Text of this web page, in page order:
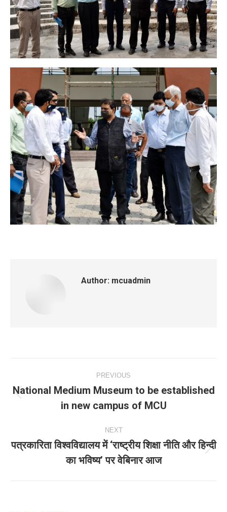
Author: mcuadmin
navigation
PREVIOUS
post:
National Medium Museum to be established
in new campus of MCU
NEXT
Next
post:
पत्रकारिता विश्वविद्यालय में ‘राष्ट्रीय शिक्षा नीति और हिन्दी
का भविष्य’ पर वेबिनार आज